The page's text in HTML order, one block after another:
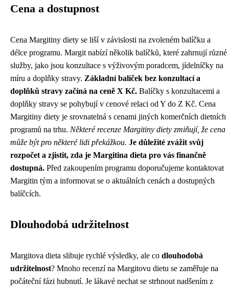
Cena a dostupnost
Cena Margitiny diety se liší v závislosti na zvoleném balíčku a
délce programu. Margit nabízí několik balíčků, které zahrnují různé
služby, jako jsou konzultace s výživovým poradcem, jídelníčky na
míru a doplňky stravy. Základní balíček bez konzultací a
doplňků stravy začíná na ceně X Kč. Balíčky s konzultacemi a
doplňky stravy se pohybují v cenové relaci od Y do Z Kč. Cena
Margitiny diety je srovnatelná s cenami jiných komerčních dietních
programů na trhu. Některé recenze Margitiny diety zmiňují, že cena
může být pro některé lidi překážkou. Je důležité zvážit svůj
rozpočet a zjistit, zda je Margitina dieta pro vás finančně
dostupná. Před zakoupením programu doporučujeme kontaktovat
Margitin tým a informovat se o aktuálních cenách a dostupných
balíčcích.
Dlouhodobá udržitelnost
Margitova dieta slibuje rychlé výsledky, ale co dlouhodobá
udržitelnost? Mnoho recenzí na Margitovu dietu se zaměřuje na
počáteční fázi hubnutí. Je lákavé nechat se strhnout nadšením z